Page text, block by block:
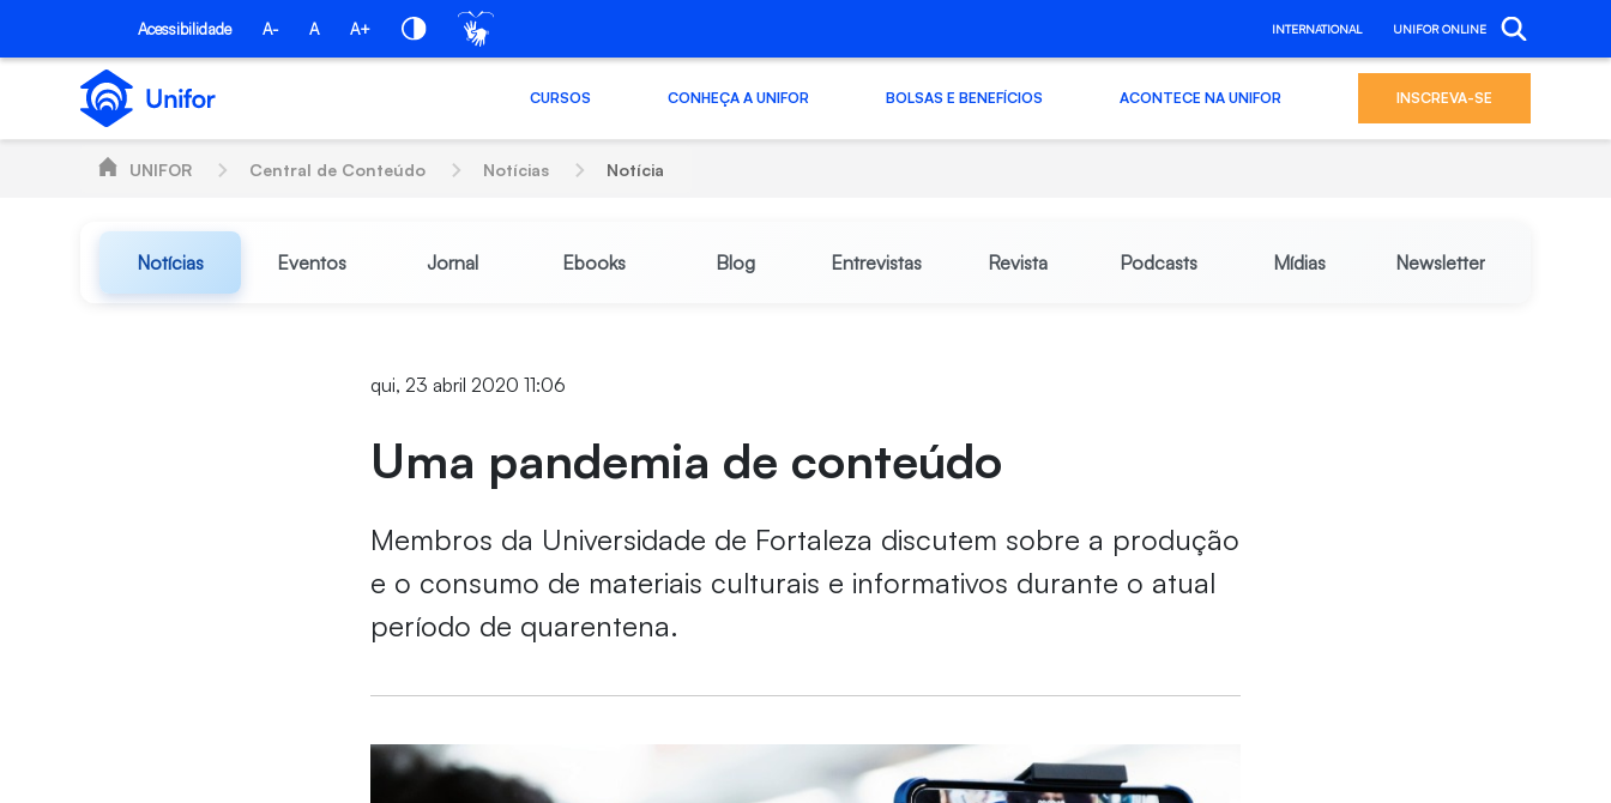
Pular para o Conteúdo principal
Acessibilidade A- A A+ INTERNATIONAL UNIFOR ONLINE
CURSOS CONHEÇA A UNIFOR BOLSAS E BENEFÍCIOS ACONTECE NA UNIFOR INSCREVA-SE
UNIFOR Central de Conteúdo Notícias Notícia
Notícias Eventos Jornal Ebooks Blog Entrevistas Revista Podcasts Mídias Newsletter
qui, 23 abril 2020 11:06
Uma pandemia de conteúdo
Membros da Universidade de Fortaleza discutem sobre a produção
e o consumo de materiais culturais e informativos durante o atual
período de quarentena.